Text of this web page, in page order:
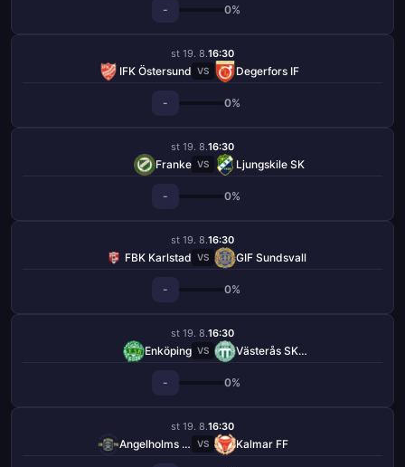
- 0%
st 19. 8.16:30
IFK Östersund VS Degerfors IF
- 0%
st 19. 8.16:30
Franke VS Ljungskile SK
- 0%
st 19. 8.16:30
FBK Karlstad VS GIF Sundsvall
- 0%
st 19. 8.16:30
Enköping VS Västerås SK FK
- 0%
st 19. 8.16:30
Angelholms FF VS Kalmar FF